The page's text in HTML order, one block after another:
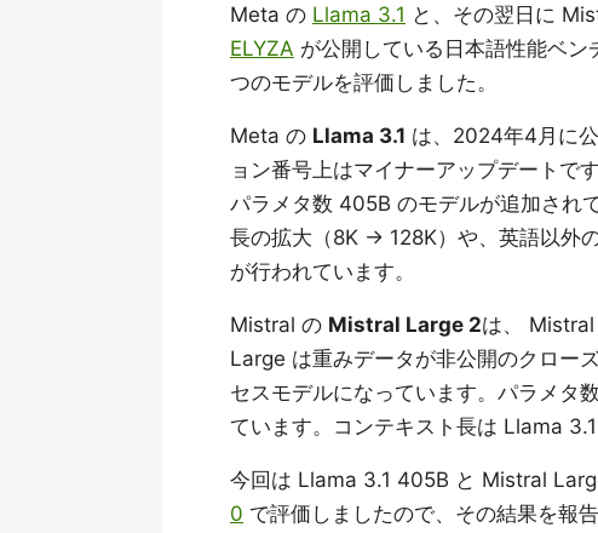
Meta の Llama 3.1 と、その翌日に
ELYZA が公開している日本語性能ベ
つのモデルを評価しました。
Meta の Llama 3.1 は、2024年4月に
ョン番号上はマイナーアップデートで
パラメタ数 405B のモデルが追加され
長の拡大（8K → 128K）や、英語以外
が行われています。
Mistral の Mistral Large 2は、
Large は重みデータが非公開のクロー
セスモデルになっています。パラメタ
ています。コンテキスト長は Llama 3.1
今回は Llama 3.1 405B と Mistral
0 で評価しましたので、その結果を報告